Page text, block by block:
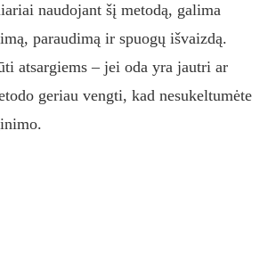
naudojant šį metodą, galima
paraudimą ir spuogų išvaizdą.
atsargiems – jei oda yra jautri ar
geriau vengti, kad nesukeltumėte